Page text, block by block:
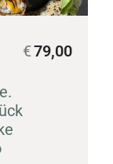
.
79,00
€